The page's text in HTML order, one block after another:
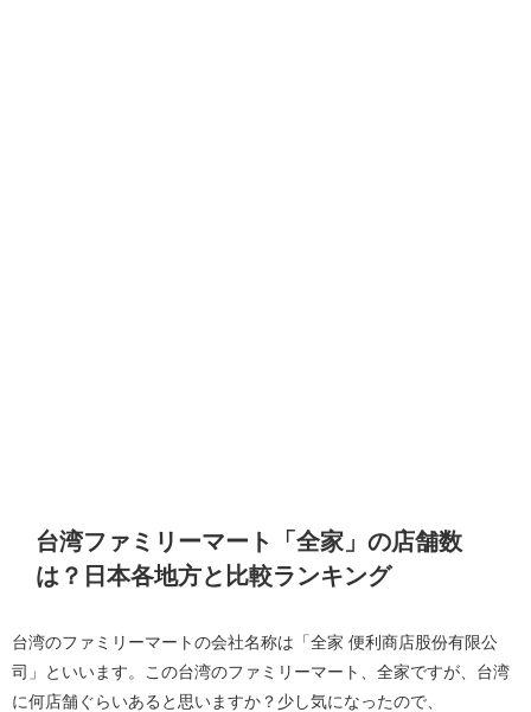
台湾ファミリーマート「全家」の店舗数
は？日本各地方と比較ランキング
台湾のファミリーマートの会社名称は「全家 便利商店股份有限公
司」といいます。この台湾のファミリーマート、全家ですが、台湾
に何店舗ぐらいあると思いますか？少し気になったので、